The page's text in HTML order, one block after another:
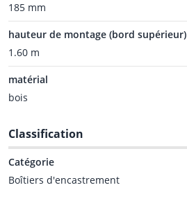
185 mm
hauteur de montage (bord supérieur)
1.60 m
matérial
bois
Classification
Catégorie
Boîtiers d'encastrement